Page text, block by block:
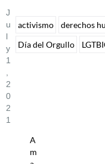
J
U
L
Y
1
2
0
2
1
A
m
activismo derechos
Día del Orgullo